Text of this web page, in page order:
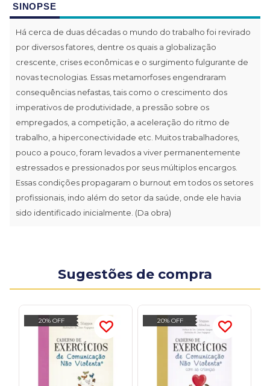
SINOPSE
Há cerca de duas décadas o mundo do trabalho foi revirado
por diversos fatores, dentre os quais a globalização
crescente, crises econômicas e o surgimento fulgurante de
novas tecnologias. Essas metamorfoses engendraram
consequências nefastas, tais como o crescimento dos
imperativos de produtividade, a pressão sobre os
empregados, a competição, a aceleração do ritmo de
trabalho, a hiperconectividade etc. Muitos trabalhadores,
pouco a pouco, foram levados a viver permanentemente
estressados e pressionados por seus múltiplos encargos.
Essas condições propagaram o burnout em todos os setores
profissionais, indo além do setor da saúde, onde ele havia
sido identificado inicialmente. (Da obra)
Sugestões de compra
20% OFF 20% OFF